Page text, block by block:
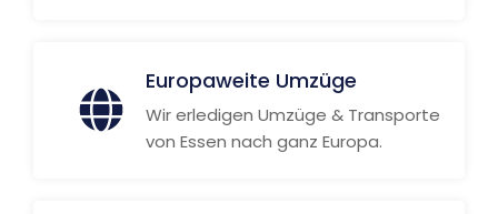
Europaweite Umzüge
Wir erledigen Umzüge & Transporte
von Essen nach ganz Europa.